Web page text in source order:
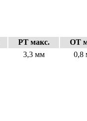
PT макс.
OT
3,3 мм 0,8